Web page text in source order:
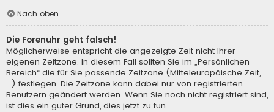
Nach oben
Die Forenuhr geht falsch!
Möglicherweise entspricht die angezeigte Zeit nicht Ihrer
eigenen Zeitzone. In diesem Fall sollten Sie im „Persönlichen
Bereich“ die für Sie passende Zeitzone (Mitteleuropäische Zeit,
...) festlegen. Die Zeitzone kann dabei nur von registrierten
Benutzern geändert werden. Wenn Sie noch nicht registriert sind,
ist dies ein guter Grund, dies jetzt zu tun.